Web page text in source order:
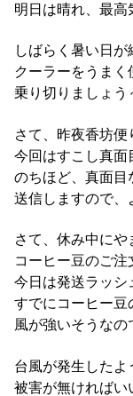
明日は晴れ、最高
しばらく暑い日が
クーラーをうま
乗り切りましょう
さて、昨夜香坊便
今回はすこし真面
のちほど、真面目
送信しますので、
さて、休み中にや
コーヒー豆のご注
今日は発送ラッシ
すでにコーヒー豆
風が強いそうなの
台風が発生したよ
被害が無ければい